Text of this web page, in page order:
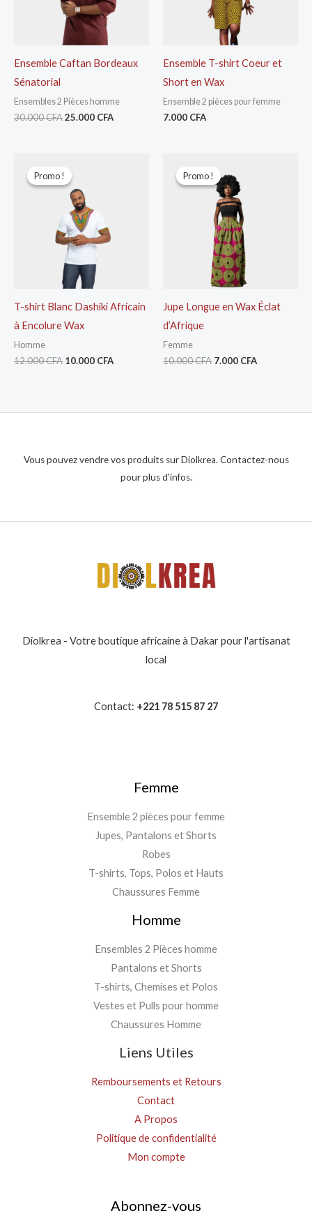
Ensemble Caftan Bordeaux
Sénatorial
Ensembles 2 Pièces homme
30.000CFA25.000 CFA
Ensemble T-shirt Coeur et
Short en Wax
Ensemble 2 pièces pour femme
7.000 CFA
Promo !
Promo !
T-shirt Blanc Dashiki Africain
à Encolure Wax
Homme
12.000CFA
initial
était :
12.000 CFA.
10.000 CFA
Promo !
Promo !
Jupe Longue en Wax Éclat
d’Afrique
Femme
10.000CFA
initial
était :
10.000 CFA.
7.000 CFA
Vous pouvez vendre vos produits sur Diolkrea. Contactez-nous
pour plus d'infos.
Diolkrea - Votre boutique africaine à Dakar pour l'artisanat
local
Contact: +221 78 515 87 27
Femme
Ensemble 2 pièces pour femme
Jupes, Pantalons et Shorts
Robes
T-shirts, Tops, Polos et Hauts
Chaussures Femme
Homme
Ensembles 2 Pièces homme
Pantalons et Shorts
T-shirts, Chemises et Polos
Vestes et Pulls pour homme
Chaussures Homme
Liens Utiles
Remboursements et Retours
Contact
A Propos
Politique de confidentialité
Mon compte
Abonnez-vous